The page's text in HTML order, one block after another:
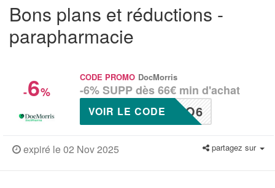
Bons plans et réductions -
parapharmacie
-6%
CODE PROMO DocMorris
-6% SUPP dès 66€ min d'achat
CO6
VOIR LE CODE
expiré le 02 Nov 2025 partagez sur